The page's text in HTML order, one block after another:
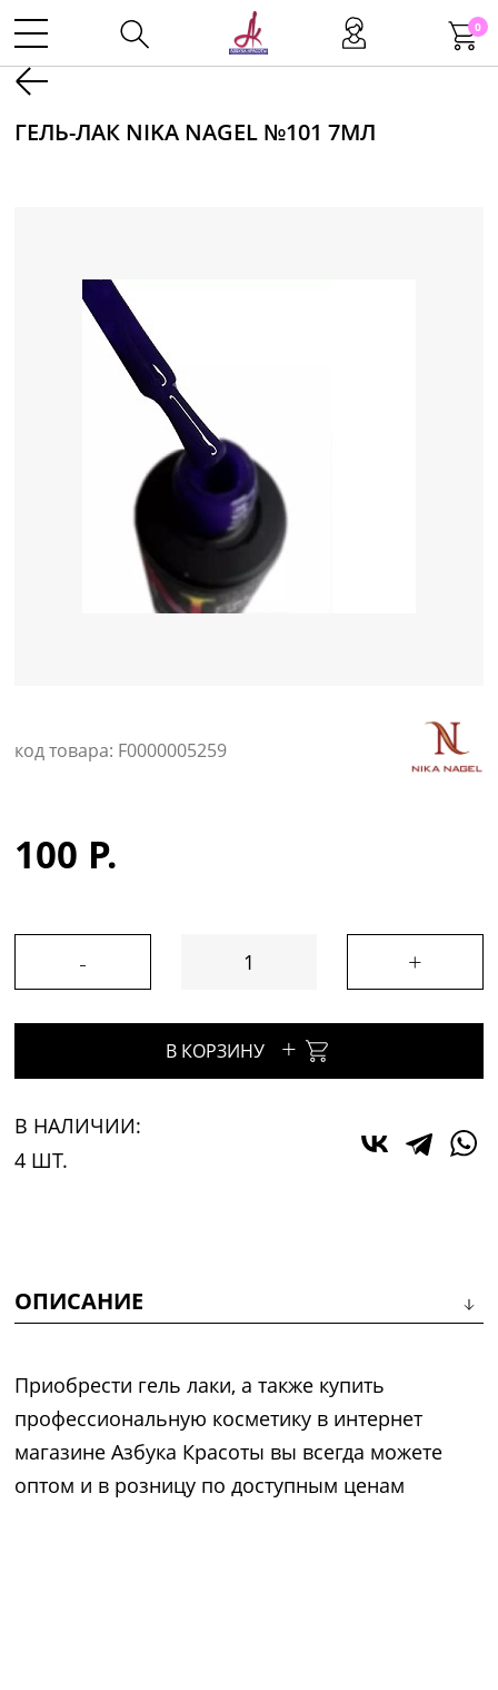
0
Макияж
Маникюр
Одноразовая продукция
Уход за кожей
ГЕЛЬ-ЛАК NIKA NAGEL №101 7МЛ
код товара: F0000005259
100 Р.
- +
В КОРЗИНУ +
В НАЛИЧИИ:
4 ШТ.
ОПИСАНИЕ
Приобрести гель лаки, а также купить
профессиональную косметику в интернет
магазине Азбука Красоты вы всегда можете
оптом и в розницу по доступным ценам